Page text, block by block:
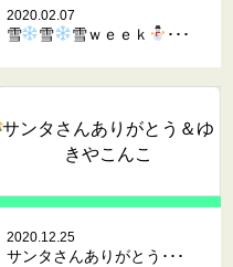
2020.02.07
雪 雪 雪ｗｅｅｋ ･･･
サンタさんありがとう ＆ゆ
きやこんこ
2020.12.25
サンタさんありがとう･･･